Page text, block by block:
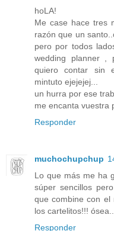
hoLA!
Me case hace tres
razón que un
pero por todos
wedding planner ,
quiero contar sin
mintuto ejejejej...
un hurra por ese
me encanta vuestra
Responder
muchochupchup
Lo que más me ha
súper sencillos
que combine con el
los cartelitos!!!
Responder